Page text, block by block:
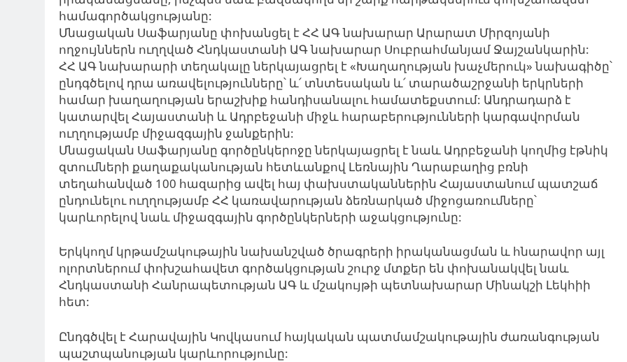
համագործակցությանը:
Մնացական Սաֆարյանը փոխանցել է ՀՀ ԱԳ նախարար Արարատ Միրզոյանի
ողջույններն ուղղված Հնդկաստանի ԱԳ նախարար Սուբրահմանյամ Ջայշանկարին:
ՀՀ ԱԳ նախարարի տեղակալը ներկայացրել է «Խաղաղության խաչմերուկ» նախագիծը՝
ընդգծելով դրա առավելությունները՝ և՛ տնտեսական և՛ տարածաշրջանի երկրների
համար խաղաղության երաշխիք հանդիսանալու համատեքստում: Անդրադարձ է
կատարվել Հայաստանի և Ադրբեջանի միջև հարաբերությունների կարգավորման
ուղղությամբ միջազգային ջանքերին:
Մնացական Սաֆարյանը գործընկերոջը ներկայացրել է նաև Ադրբեջանի կողմից էթնիկ
զտումների քաղաքականության հետևանքով Լեռնային Ղարաբաղից բռնի
տեղահանված 100 հազարից ավել հայ փախստականներին Հայաստանում պատշաճ
ընդունելու ուղղությամբ ՀՀ կառավարության ձեռնարկած միջոցառումները՝
կարևորելով նաև միջազգային գործընկերների աջակցությունը:
Երկկողմ կրթամշակութային նախանշված ծրագրերի իրականացման և հնարավոր այլ
ոլորտներում փոխշահավետ գործակցության շուրջ մտքեր են փոխանակվել նաև
Հնդկաստանի Հանրապետության ԱԳ և մշակույթի պետնախարար Մինակշի Լեկհիի
հետ:
Ընդգծվել է Հարավային Կովկասում հայկական պատմամշակութային ժառանգության
պաշտպանության կարևորությունը: